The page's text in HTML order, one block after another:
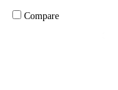
ปกติราคา 790.-) (เน้น
ผิว แบบไม่หนักหน้า)
Compare